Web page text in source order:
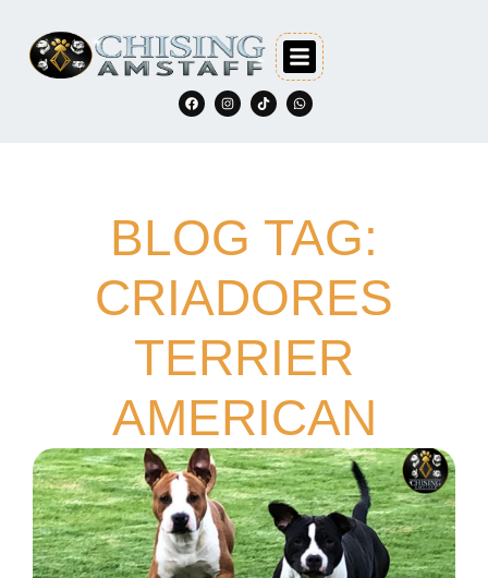
BLOG TAG:
CRIADORES
TERRIER
AMERICAN